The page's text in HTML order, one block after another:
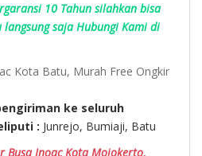
10 Tahun silahkan bisa
saja Hubungi Kami di
ke seluruh
: Junrejo, Bumiaji, Batu
Busa Inoac Kota Mojokerto,